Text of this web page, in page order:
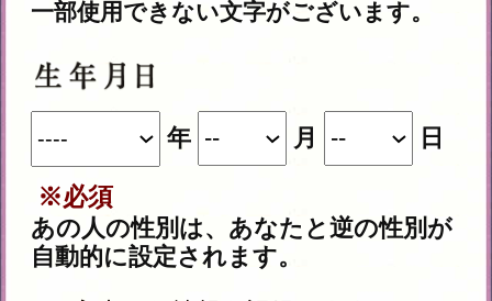
＜ブラウザ＞
OSに標準搭載されているブラウ
※JavaScriptの設定をオンにしてご
利用ください。
トップページに戻る
NEW新着占い